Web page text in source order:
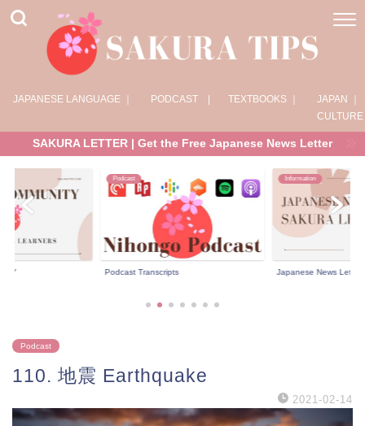
JAPANESE LANGUAGE ｜ PODCAST | TEXTBOOKS ｜
JAPAN ｜
CULTURE
SAKURA LETTER | Get the Free Japanese News Letter
Podcast
Podcast Transcripts
Information
Japanese News Letter
Podcast
110. 地震 Earthquake
2021-02-14